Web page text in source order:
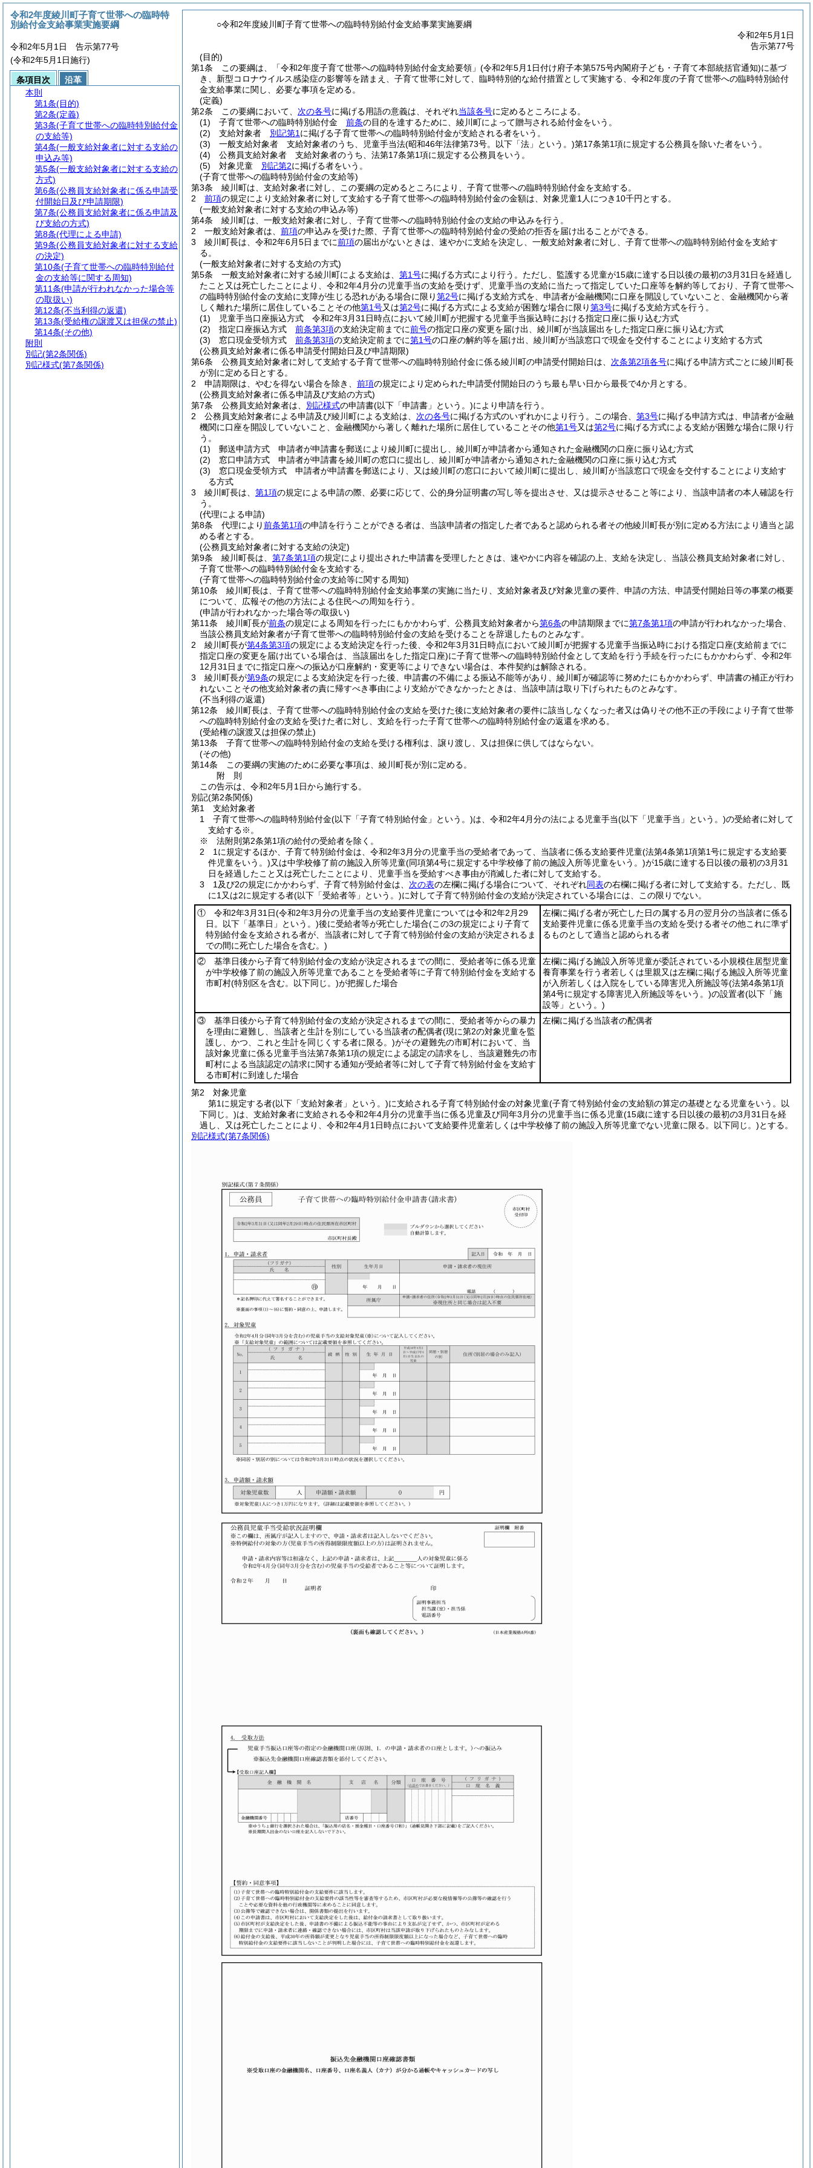
○令和2年度綾川町子育て世帯への臨時特別給付金支給事業実施要綱
令和2年5月1日
告示第77号
(目的)
第1条
この要綱は、「令和2年度子育て世帯への臨時特別給付金支給要領」 (令和2年5月1日付け府子本第575号内閣府子ども・子育て本部統括官通知)に基づ
き、新型コロナウイルス感染症の影響等を踏まえ、子育て世帯に対して、臨時特別的な給付措置として実施する、令和2年度の子育て世帯への臨時特別給付
金支給事業に関し、必要な事項を定める。
(定義)
第2条
この要綱において、 次の各号に掲げる用語の意義は、それぞれ当該各号に定めるところによる。
(1)
子育て世帯への臨時特別給付金 前条の目的を達するために、綾川町によって贈与される給付金をいう。
(2)
支給対象者 別記第1 に掲げる子育て世帯への臨時特別給付金が支給される者をいう。
(3)
一般支給対象者 支給対象者のうち、児童手当法(昭和46年法律第73号。以下「法」という。)第17条第1項に規定する公務員を除いた者をいう。
(4)
公務員支給対象者 支給対象者のうち、法第17条第1項に規定する公務員をいう。
(5)
対象児童 別記第2に掲げる者をいう。
(子育て世帯への臨時特別給付金の支給等)
第3条
綾川町は、支給対象者に対し、この要綱の定めるところにより、子育て世帯への臨時特別給付金を支給する。
2
前項の規定により支給対象者に対して支給する子育て世帯への臨時特別給付金の金額は、対象児童1人につき10千円とする。
(一般支給対象者に対する支給の申込み等)
第4条
綾川町は、一般支給対象者に対し、子育て世帯への臨時特別給付金の支給の申込みを行う。
2
一般支給対象者は、 前項の申込みを受けた際、子育て世帯への臨時特別給付金の受給の拒否を届け出ることができる。
3
綾川町長は、令和2年6月5日までに前項の届出がないときは、速やかに支給を決定し、一般支給対象者に対し、子育て世帯への臨時特別給付金を支給す
る。
(一般支給対象者に対する支給の方式)
第5条
一般支給対象者に対する綾川町による支給は、 第1号に掲げる方式により行う。 ただし、監護する児童が15歳に達する日以後の最初の3月31日を経過し
たこと又は死亡したことにより、令和2年4月分の児童手当の支給を受けず、児童手当の支給に当たって指定していた口座等を解約等しており、子育て世帯へ
の臨時特別給付金の支給に支障が生じる恐れがある場合に限り第2号に掲げる支給方式を、申請者が金融機関に口座を開設していないこと、金融機関から著
しく離れた場所に居住していることその他第1号又は第2号に掲げる方式による支給が困難な場合に限り第3号に掲げる支給方式を行う。
(1)
児童手当口座振込方式 令和2年3月31日時点において綾川町が把握する児童手当振込時における指定口座に振り込む方式
(2)
指定口座振込方式 前条第3項の支給決定前までに前号の指定口座の変更を届け出、綾川町が当該届出をした指定口座に振り込む方式
(3)
窓口現金受領方式 前条第3項の支給決定前までに第1号の口座の解約等を届け出、綾川町が当該窓口で現金を交付することにより支給する方式
(公務員支給対象者に係る申請受付開始日及び申請期限)
第6条
公務員支給対象者に対して支給する子育て世帯への臨時特別給付金に係る綾川町の申請受付開始日は、 次条第2項各号に掲げる申請方式ごとに綾川町長
が別に定める日とする。
2
申請期限は、やむを得ない場合を除き、 前項の規定により定められた申請受付開始日のうち最も早い日から最長で4か月とする。
(公務員支給対象者に係る申請及び支給の方式)
第7条
公務員支給対象者は、 別記様式の申請書(以下「申請書」という。)により申請を行う。
2
公務員支給対象者による申請及び綾川町による支給は、 次の各号に掲げる方式のいずれかにより行う。 この場合、 第3号に掲げる申請方式は、申請者が金融
機関に口座を開設していないこと、金融機関から著しく離れた場所に居住していることその他第1号又は第2号に掲げる方式による支給が困難な場合に限り行
う。
(1)
郵送申請方式 申請者が申請書を郵送により綾川町に提出し、綾川町が申請者から通知された金融機関の口座に振り込む方式
(2)
窓口申請方式 申請者が申請書を綾川町の窓口に提出し、綾川町が申請者から通知された金融機関の口座に振り込む方式
(3)
窓口現金受領方式 申請者が申請書を郵送により、又は綾川町の窓口において綾川町に提出し、綾川町が当該窓口で現金を交付することにより支給す
る方式
3
綾川町長は、 第1項の規定による申請の際、必要に応じて、公的身分証明書の写し等を提出させ、又は提示させること等により、当該申請者の本人確認を行
う。
(代理による申請)
第8条
代理により前条第1項の申請を行うことができる者は、当該申請者の指定した者であると認められる者その他綾川町長が別に定める方法により適当と認
める者とする。
(公務員支給対象者に対する支給の決定)
第9条
綾川町長は、 第7条第1項の規定により提出された申請書を受理したときは、速やかに内容を確認の上、支給を決定し、当該公務員支給対象者に対し、
子育て世帯への臨時特別給付金を支給する。
(子育て世帯への臨時特別給付金の支給等に関する周知)
第10条
綾川町長は、子育て世帯への臨時特別給付金支給事業の実施に当たり、支給対象者及び対象児童の要件、申請の方法、申請受付開始日等の事業の概要
について、広報その他の方法による住民への周知を行う。
(申請が行われなかった場合等の取扱い)
第11条
綾川町長が前条の規定による周知を行ったにもかかわらず、公務員支給対象者から第6条の申請期限までに第7条第1項の申請が行われなかった場合、
当該公務員支給対象者が子育て世帯への臨時特別給付金の支給を受けることを辞退したものとみなす。
2
綾川町長が第4条第3項の規定による支給決定を行った後、令和2年3月31日時点において綾川町が把握する児童手当振込時における指定口座(支給前までに
指定口座の変更を届け出ている場合は、当該届出をした指定口座)に子育て世帯への臨時特別給付金として支給を行う手続を行ったにもかかわらず、令和2年
12月31日までに指定口座への振込が口座解約・変更等によりできない場合は、本件契約は解除される。
3
綾川町長が第9条の規定による支給決定を行った後、申請書の不備による振込不能等があり、綾川町が確認等に努めたにもかかわらず、申請書の補正が行わ
れないことその他支給対象者の責に帰すべき事由により支給ができなかったときは、当該申請は取り下げられたものとみなす。
(不当利得の返還)
第12条
綾川町長は、子育て世帯への臨時特別給付金の支給を受けた後に支給対象者の要件に該当しなくなった者又は偽りその他不正の手段により子育て世帯
への臨時特別給付金の支給を受けた者に対し、支給を行った子育て世帯への臨時特別給付金の返還を求める。
(受給権の譲渡又は担保の禁止)
第13条
子育て世帯への臨時特別給付金の支給を受ける権利は、譲り渡し、又は担保に供してはならない。
(その他)
第14条
この要綱の実施のために必要な事項は、綾川町長が別に定める。
附 則
この告示は、令和2年5月1日から施行する。
別記(第2条関係)
第1 支給対象者
1 子育て世帯への臨時特別給付金(以下「子育て特別給付金」という。)は、令和2年4月分の法による児童手当(以下「児童手当」という。)の受給者に対して
支給する※。
※ 法附則第2条第1項の給付の受給者を除く。
2 1に規定するほか、子育て特別給付金は、令和2年3月分の児童手当の受給者であって、当該者に係る支給要件児童(法第4条第1項第1号に規定する支給要
件児童をいう。)又は中学校修了前の施設入所等児童(同項第4号に規定する中学校修了前の施設入所等児童をいう。)が15歳に達する日以後の最初の3月31
日を経過したこと又は死亡したことにより、児童手当を受給すべき事由が消滅した者に対して支給する。
3 1及び2の規定にかかわらず、子育て特別給付金は、 次の表の左欄に掲げる場合について、それぞれ同表の右欄に掲げる者に対して支給する。ただし、既
に1又は2に規定する者(以下「受給者等」という。)に対して子育て特別給付金の支給が決定されている場合には、この限りでない。
① 令和2年3月31日(令和2年3月分の児童手当の支給要件児童については令和2年2月29
日。以下「基準日」という。)後に受給者等が死亡した場合(この3の規定により子育て
特別給付金を支給される者が、当該者に対して子育て特別給付金の支給が決定されるま
での間に死亡した場合を含む。)
左欄に掲げる者が死亡した日の属する月の翌月分の当該者に係る
支給要件児童に係る児童手当の支給を受ける者その他これに準ず
るものとして適当と認められる者
② 基準日後から子育て特別給付金の支給が決定されるまでの間に、受給者等に係る児童
が中学校修了前の施設入所等児童であることを受給者等に子育て特別給付金を支給する
市町村(特別区を含む。以下同じ。)が把握した場合
左欄に掲げる施設入所等児童が委託されている小規模住居型児童
養育事業を行う者若しくは里親又は左欄に掲げる施設入所等児童
が入所若しくは入院をしている障害児入所施設等(法第4条第1項
第4号に規定する障害児入所施設等をいう。)の設置者(以下「施
設等」という。)
③ 基準日後から子育て特別給付金の支給が決定されるまでの間に、受給者等からの暴力
を理由に避難し、当該者と生計を別にしている当該者の配偶者(現に第2の対象児童を監
護し、かつ、これと生計を同じくする者に限る。)がその避難先の市町村において、当
該対象児童に係る児童手当法第7条第1項の規定による認定の請求をし、当該避難先の市
町村による当該認定の請求に関する通知が受給者等に対して子育て特別給付金を支給す
る市町村に到達した場合
左欄に掲げる当該者の配偶者
第2 対象児童
第1に規定する者(以下「支給対象者」という。)に支給される子育て特別給付金の対象児童(子育て特別給付金の支給額の算定の基礎となる児童をいう。以
下同じ。)は、支給対象者に支給される令和2年4月分の児童手当に係る児童及び同年3月分の児童手当に係る児童(15歳に達する日以後の最初の3月31日を経
過し、又は死亡したことにより、令和2年4月1日時点において支給要件児童若しくは中学校修了前の施設入所等児童でない児童に限る。以下同じ。)とする。
別記様式(第7条関係)
令和2年度綾川町子育て世帯への臨時特
別給付金支給事業実施要綱
令和2年5月1日 告示第77号
(令和2年5月1日施行)
条項目次
沿革
本則
第1条(目的)
第2条(定義)
第3条(子育て世帯への臨時特別給付金
の支給等)
第4条(一般支給対象者に対する支給の
申込み等)
第5条(一般支給対象者に対する支給の
方式)
第6条(公務員支給対象者に係る申請受
付開始日及び申請期限)
第7条(公務員支給対象者に係る申請及
び支給の方式)
第8条(代理による申請)
第9条(公務員支給対象者に対する支給
の決定)
第10条(子育て世帯への臨時特別給付
金の支給等に関する周知)
第11条(申請が行われなかった場合等
の取扱い)
第12条(不当利得の返還)
第13条(受給権の譲渡又は担保の禁止)
第14条(その他)
附則
別記(第2条関係)
別記様式(第7条関係)